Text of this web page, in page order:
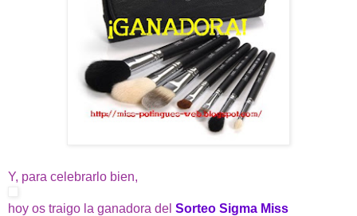
Y, para celebrarlo bien,
hoy os traigo la ganadora del Sorteo Sigma Miss